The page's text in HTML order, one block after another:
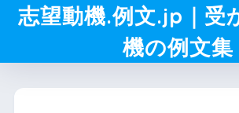
志望動機.例文.jp｜受
機の例文集